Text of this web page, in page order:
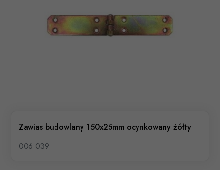
Zawias budowlany 150x25mm ocynkowany żółty
006 039